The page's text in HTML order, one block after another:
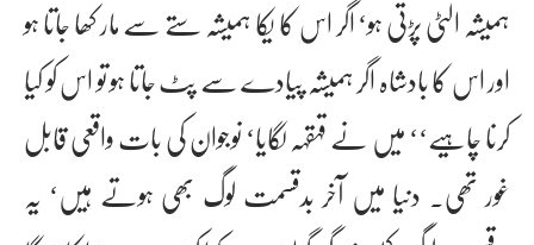
ہمیشہ الٹی پڑتی ہو‘ اگر اس کا یکا ہمیشہ ستے سے مار کھا جاتا ہو
اور اس کا بادشاہ اگر ہمیشہ پیادے سے پٹ جاتا ہو تو اس کو کیا
کرنا چاہیے‘‘ میں نے قہقہہ لگایا‘ نوجوان کی بات واقعی قابل
غور تھی۔ دنیا میں آخر بدقسمت لوگ بھی ہوتے ہیں‘ یہ